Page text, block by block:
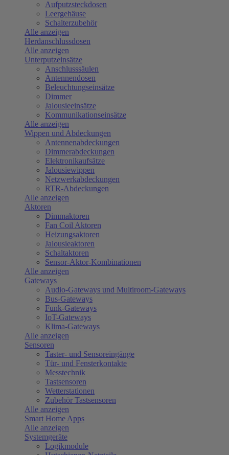
Aufputzsteckdosen
Leergehäuse
Schalterzubehör
Alle anzeigen
Herdanschlussdosen
Alle anzeigen
Unterputzeinsätze
Anschlusssäulen
Antennendosen
Beleuchtungseinsätze
Dimmer
Jalousieeinsätze
Kommunikationseinsätze
Alle anzeigen
Wippen und Abdeckungen
Antennenabdeckungen
Dimmerabdeckungen
Elektronikaufsätze
Jalousiewippen
Netzwerkabdeckungen
RTR-Abdeckungen
Alle anzeigen
Aktoren
Dimmaktoren
Fan Coil Aktoren
Heizungsaktoren
Jalousieaktoren
Schaltaktoren
Sensor-Aktor-Kombinationen
Alle anzeigen
Gateways
Audio-Gateways und Multiroom-Gateways
Bus-Gateways
Funk-Gateways
IoT-Gateways
Klima-Gateways
Alle anzeigen
Sensoren
Taster- und Sensoreingänge
Tür- und Fensterkontakte
Messtechnik
Tastsensoren
Wetterstationen
Zubehör Tastsensoren
Alle anzeigen
Smart Home Apps
Alle anzeigen
Systemgeräte
Logikmodule